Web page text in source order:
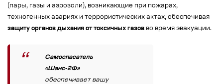
(пары, газы и аэрозоли), возникающие при пожарах,
техногенных авариях и террористических актах, обеспечивая
защиту органов дыхания от токсичных газов во время эвакуации.
Самоспасатель
«Шанс-2Ф»
обеспечивает вашу